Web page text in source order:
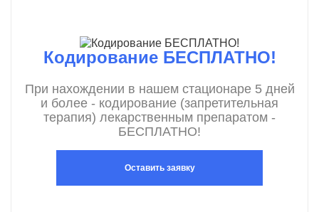
Кодирование БЕСПЛАТНО!
При нахождении в нашем стационаре 5 дней
и более - кодирование (запретительная
терапия) лекарственным препаратом -
БЕСПЛАТНО!
Оставить заявку